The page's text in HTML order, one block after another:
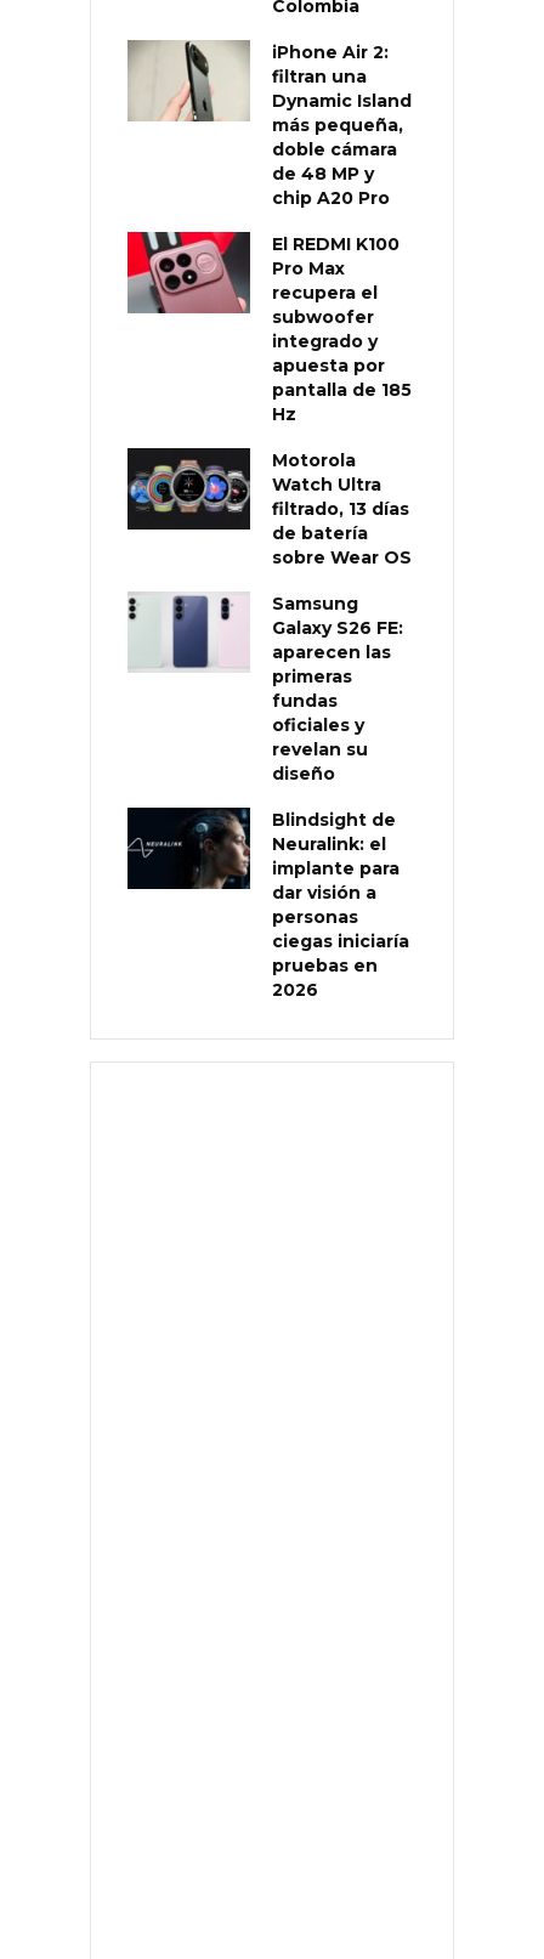
Colombia
iPhone Air 2:
filtran una
Dynamic Island
más pequeña,
doble cámara
de 48 MP y
chip A20 Pro
El REDMI K100
Pro Max
recupera el
subwoofer
integrado y
apuesta por
pantalla de 185
Hz
Motorola
Watch Ultra
filtrado, 13 días
de batería
sobre Wear OS
Samsung
Galaxy S26 FE:
aparecen las
primeras
fundas
oficiales y
revelan su
diseño
Blindsight de
Neuralink: el
implante para
dar visión a
personas
ciegas iniciaría
pruebas en
2026